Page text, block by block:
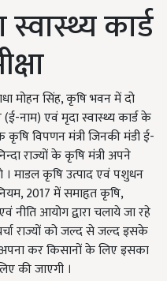
कार्ड
मोहन सिंह, कृषि भवन में दो
(ई-नाम) एवं मृदा स्वास्थ्य कार्ड के
कृषि विपणन मंत्री जिनकी मंडी ई-
राज्यों के कृषि मंत्री अपने
। माडल कृषि उत्पाद एवं पशुधन
2017 में समाहृत कृषि,
नीति आयोग द्वारा चलाये जा रहे
राज्यों को जल्द से जल्द इसके
अपना कर किसानों के लिए इसका
की जाएगी ।